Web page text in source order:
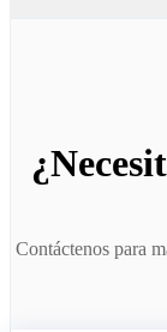
Contáctenos para